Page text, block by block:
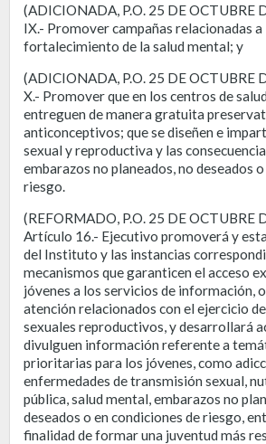
(ADICIONADA, P.O. 25 DE OCTUBRE
IX.- Promover campañas relacionadas
fortalecimiento de la salud mental; y
(ADICIONADA, P.O. 25 DE OCTUBRE
X.- Promover que en los centros de
entreguen de manera gratuita
anticonceptivos; que se diseñen e
sexual y reproductiva y las
embarazos no planeados, no deseados
riesgo.
(REFORMADO, P.O. 25 DE OCTUBRE
Artículo 16.- Ejecutivo promoverá y
del Instituto y las instancias
mecanismos que garanticen el acceso
jóvenes a los servicios de información,
atención relacionados con el ejercicio
sexuales reproductivos, y desarrollará
divulguen información referente a
prioritarias para los jóvenes, como
enfermedades de transmisión sexual,
pública, salud mental, embarazos no
deseados o en condiciones de riesgo,
finalidad de formar una juventud más